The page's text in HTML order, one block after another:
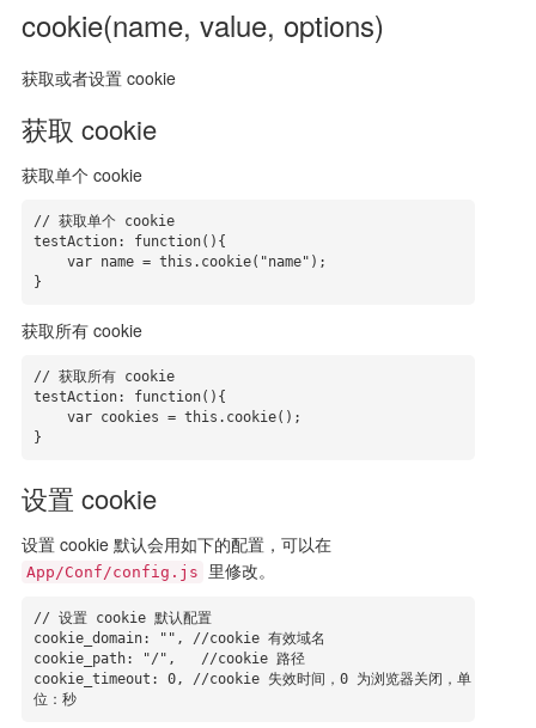
cookie(name, value, options)
获取或者设置 cookie
获取 cookie
获取单个 cookie
// 获取单个 cookie
testAction: function(){
}
获取所有 cookie
// 获取所有 cookie
testAction: function(){
}
设置 cookie
设置 cookie 默认会用如下的配置，可以在
App/Conf/config.js 里修改。
// 设置 cookie 默认配置
cookie_domain: "", //cookie 有效域名
cookie_path: "/",   //cookie 路径
cookie_timeout: 0, //cookie 失效时间，0 为浏览器关闭，单
位：秒